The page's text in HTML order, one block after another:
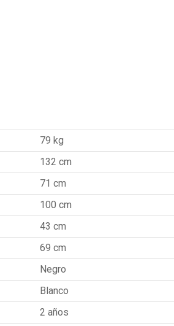
79 kg
132 cm
71 cm
100 cm
43 cm
69 cm
Negro
Blanco
2 años